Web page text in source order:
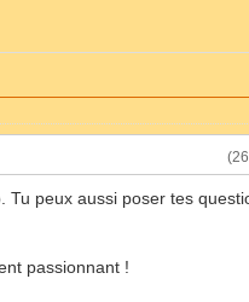
Tu peux aussi poser tes
passionnant !